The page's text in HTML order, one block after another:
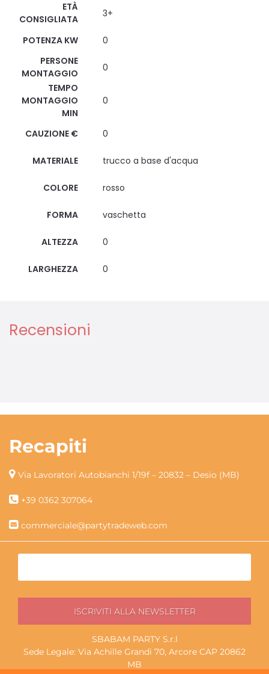
ETÀ
CONSIGLIATA
3+
POTENZA KW
0
PERSONE
MONTAGGIO
0
TEMPO
MONTAGGIO
MIN
0
CAUZIONE € 0
MATERIALE trucco a base d'acqua
COLORE rosso
FORMA vaschetta
ALTEZZA 0
LARGHEZZA 0
Recensioni
Recapiti
Via Lavoratori Autobianchi 1/19f – 20832 – Desio (MB)
+39 0362 307064
commerciale@partytradeweb.com
SBABAM PARTY S.r.l
Sede Legale: Via Achille Grandi 70, Arcore CAP 20862
MB